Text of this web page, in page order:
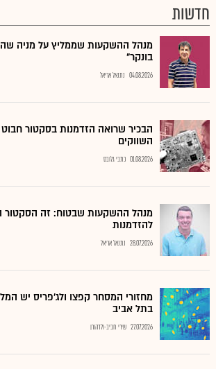
חדשות
מנהל ההשקעות שממליץ על מניה
בונקר"
04.08.2026 נתנאל אריאל
הבכיר שרואה הזדמנות בסקטור
השווקים
01.08.2026 כתבי גלובס
מנהל ההשקעות שבטוח: זה הסקטור
להזדמנות
28.07.2026 נתנאל אריאל
מחזורי המסחר קפצו ולג'פריס יש
בתל אביב
27.07.2026 שירי חביב-ולדהורן